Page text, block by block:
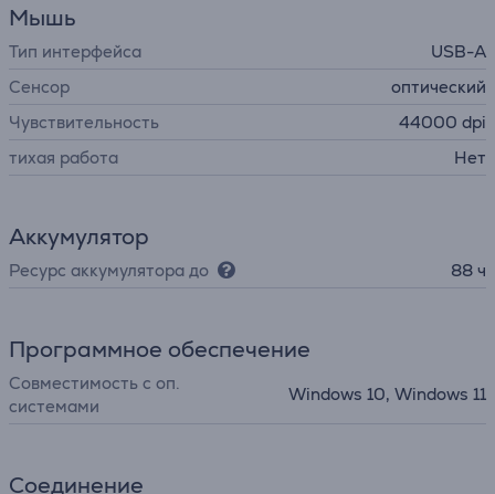
Мышь
Тип интерфейса
USB-A
Сенсор
оптический
Чувствительность
44000 dpi
тихая работа
Нет
Аккумулятор
Ресурс аккумулятора до 88 ч
Программное обеспечение
Совместимость с оп.
системами
Windows 10, Windows 11
Соединение